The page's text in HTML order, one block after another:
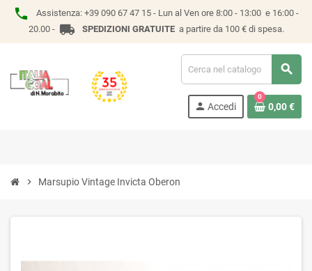
phone Assistenza: +39 090 67 47 15 - Lun al Ven ore 8:00 - 13:00 e 16:00 -
20.00 - local_shipping SPEDIZIONI GRATUITEa partire da 100 € di spesa.
search
person Accedi
0
0,00 €
chevron_right Marsupio Vintage Invicta Oberon